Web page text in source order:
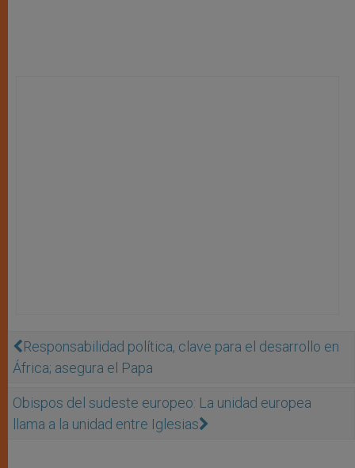
Responsabilidad política, clave para el desarrollo en
África; asegura el Papa
Obispos del sudeste europeo: La unidad europea
llama a la unidad entre Iglesias